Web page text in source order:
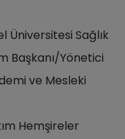
Üniversitesi Sağlık
Başkanı/Yönetici
ve Mesleki
Hemşireler